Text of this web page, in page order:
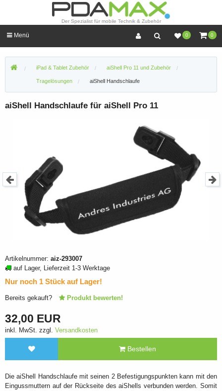
Der Spezialist für mobile Technik & Zubehör
0 0
Menü
iPad & Tablet Zubehör aiShell Pro 11 und Zubehör
Tragelösungen aiShell Handschlaufe
aiShell Handschlaufe für aiShell Pro 11
Artikelnummer: aiz-293007
auf Lager, Lieferzeit 1-3 Werktage
Nur noch 1 Stück auf Lager!
Bereits gekauft? Produkt bewerten!
32,00 EUR
inkl. MwSt. zzgl. Versandkosten
Bestellen
Die aiShell Handschlaufe mit seinen 2 Befestigungspunkten kann mit den
Eingussmuttern auf der Rückseite des aiShells verbunden werden. Somit